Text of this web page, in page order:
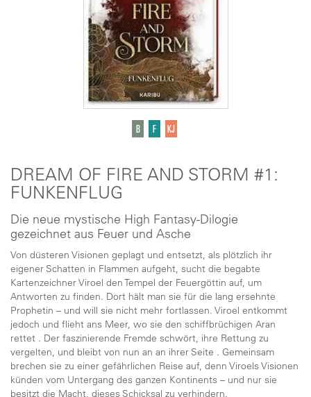
DREAM OF FIRE AND STORM #1:
FUNKENFLUG
Die neue mystische High Fantasy-Dilogie
gezeichnet aus Feuer und Asche
Von düsteren Visionen geplagt und entsetzt, als plötzlich ihr
eigener Schatten in Flammen aufgeht, sucht die begabte
Kartenzeichner Viroel den Tempel der Feuergöttin auf, um
Antworten zu finden. Dort hält man sie für die lang ersehnte
Prophetin – und will sie nicht mehr fortlassen. Viroel entkommt
jedoch und flieht ans Meer, wo sie den schiffbrüchigen Aran
rettet . Der faszinierende Fremde schwört, ihre Rettung zu
vergelten, und bleibt von nun an an ihrer Seite . Gemeinsam
brechen sie zu einer gefährlichen Reise auf, denn Viroels Visionen
künden vom Untergang des ganzen Kontinents – und nur sie
besitzt die Macht, dieses Schicksal zu verhindern.